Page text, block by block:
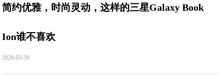
简约优雅，时尚灵动，这样的三星Galaxy Book
Ion谁不喜欢
2020-03-30